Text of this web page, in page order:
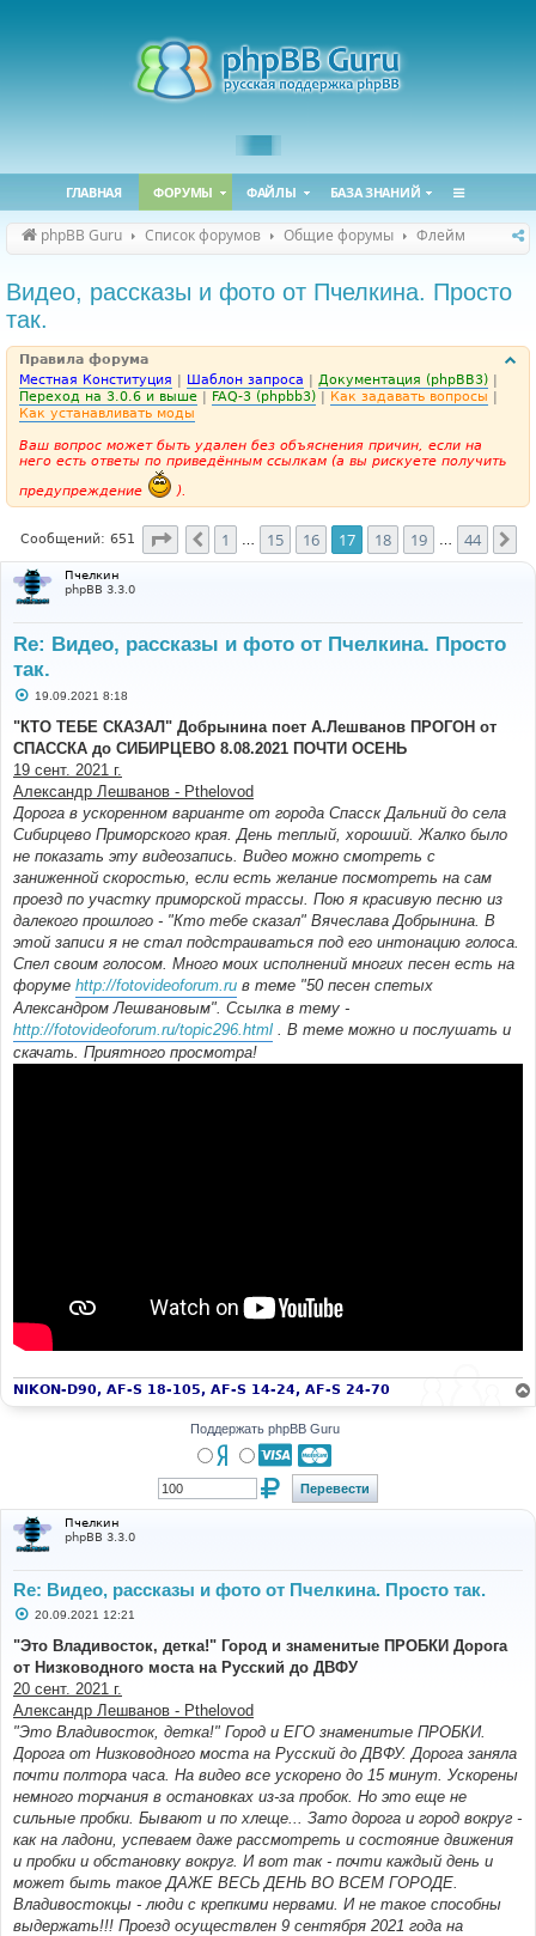
ГЛАВНАЯ ФОРУМЫ ФАЙЛЫ БАЗА ЗНАНИЙ
phpBB Guru Список форумов Общие форумы Флейм
Видео, рассказы и фото от Пчелкина. Просто
так.
Правила форума
Местная Конституция | Шаблон запроса | Документация (phpBB3) |
Переход на 3.0.6 и выше | FAQ-3 (phpbb3) | Как задавать вопросы |
Как устанавливать моды
Ваш вопрос может быть удален без объяснения причин, если на
него есть ответы по приведённым ссылкам (а вы рискуете получить
предупреждение
).
Сообщений: 651 Страница17 из 44
Пред.
1 15 16 17 18 19 44
Пчелкин
phpBB 3.3.0
Re: Видео, рассказы и фото от Пчелкина. Просто
так.
С
о
б
щ
е
н
и
е
19.09.2021 8:18
"КТО ТЕБЕ СКАЗАЛ" Добрынина поет А.Лешванов ПРОГОН от
СПАССКА до СИБИРЦЕВО 8.08.2021 ПОЧТИ ОСЕНЬ
19 сент. 2021 г.
Александр Лешванов - Pthelovod
Дорога в ускоренном варианте от города Спасск Дальний до села
Сибирцево Приморского края. День теплый, хороший. Жалко было
не показать эту видеозапись. Видео можно смотреть с
заниженной скоростью, если есть желание посмотреть на сам
проезд по участку приморской трассы. Пою я красивую песню из
далекого прошлого - "Кто тебе сказал" Вячеслава Добрынина. В
этой записи я не стал подстраиваться под его интонацию голоса.
Спел своим голосом. Много моих исполнений многих песен есть на
форуме http://fotovideoforum.ru в теме "50 песен спетых
Александром Лешвановым". Ссылка в тему -
http://fotovideoforum.ru/topic296.html . В теме можно и послушать и
скачать. Приятного просмотра!
NIKON-D90, AF-S 18-105, AF-S 14-24, AF-S 24-70
Поддержать phpBB Guru
Пчелкин
phpBB 3.3.0
Re: Видео, рассказы и фото от Пчелкина. Просто так.
С
о
б
щ
е
н
и
е
20.09.2021 12:21
"Это Владивосток, детка!" Город и знаменитые ПРОБКИ Дорога
от Низководного моста на Русский до ДВФУ
20 сент. 2021 г.
Александр Лешванов - Pthelovod
"Это Владивосток, детка!" Город и ЕГО знаменитые ПРОБКИ.
Дорога от Низководного моста на Русский до ДВФУ. Дорога заняла
почти полтора часа. На видео все ускорено до 15 минут. Ускорены
немного торчания в остановках из-за пробок. Но это еще не
сильные пробки. Бывают и по хлеще... Зато дорога и город вокруг -
как на ладони, успеваем даже рассмотреть и состояние движения
и пробки и обстановку вокруг. И вот так - почти каждый день и
может быть такое ДАЖЕ ВЕСЬ ДЕНЬ ВО ВСЕМ ГОРОДЕ.
Владивостокцы - люди с крепкими нервами. И не такое способны
выдержать!!! Проезд осуществлен 9 сентября 2021 года на